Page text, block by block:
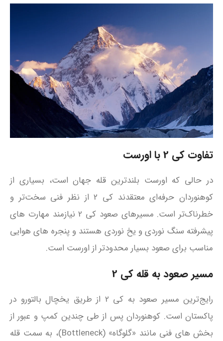
تفاوت کی 2 با اورست
در حالی که اورست بلندترین قله جهان است، بسیاری از
کوهنوردان حرفه‌ای معتقدند کی 2 از نظر فنی سخت‌تر و
خطرناک‌تر است. مسیرهای صعود کی 2 نیازمند مهارت‌ های
پیشرفته سنگ‌ نوردی و یخ‌ نوردی هستند و پنجره‌ های هوایی
مناسب برای صعود بسیار محدودتر از اورست است.
مسیر صعود به قله کی 2
رایج‌ترین مسیر صعود به کی 2 از طریق یخچال بالتورو در
پاکستان است. کوهنوردان پس از طی چندین کمپ و عبور از
بخش‌ های فنی مانند «گلوگاه» (Bottleneck)، به سمت قله